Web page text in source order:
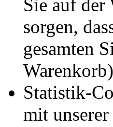
Sie auf der
sorgen,
gesamten
Statistik-
mit